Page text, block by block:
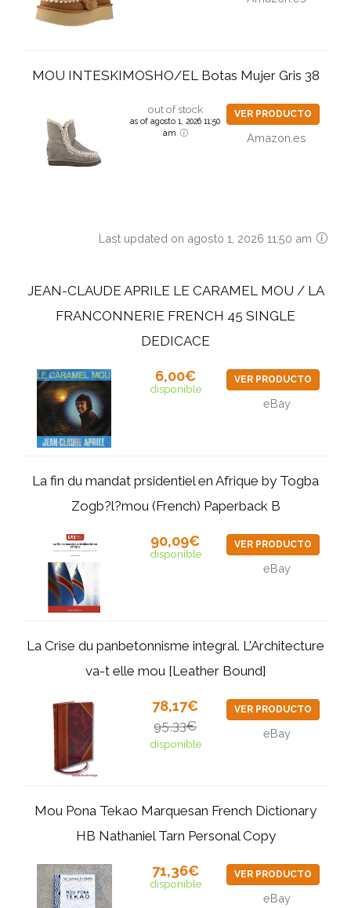
MOU INTESKIMOSHO/EL Botas Mujer Gris 38
out of stock
as of agosto 1, 2026 11:50
am
VER PRODUCTO
Amazon.es
Last updated on agosto 1, 2026 11:50 am
JEAN-CLAUDE APRILE LE CARAMEL MOU / LA
FRANCONNERIE FRENCH 45 SINGLE
DEDICACE
6,00€
disponible
VER PRODUCTO
eBay
La fin du mandat prsidentiel en Afrique by Togba
Zogb?l?mou (French) Paperback B
90,09€
disponible
VER PRODUCTO
eBay
La Crise du panbetonnisme integral. L'Architecture
va-t elle mou [Leather Bound]
78,17€
95,33€
disponible
VER PRODUCTO
eBay
Mou Pona Tekao Marquesan French Dictionary
HB Nathaniel Tarn Personal Copy
71,36€
disponible
VER PRODUCTO
eBay